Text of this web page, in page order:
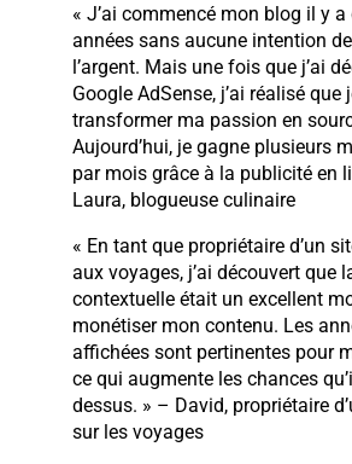
« J’ai commencé mon blog il y
années sans aucune intention
l’argent. Mais une fois que j’ai
Google AdSense, j’ai réalisé que
transformer ma passion en
Aujourd’hui, je gagne plusieurs
par mois grâce à la publicité en
Laura, blogueuse culinaire
« En tant que propriétaire d’un
aux voyages, j’ai découvert que
contextuelle était un excellent
monétiser mon contenu. Les
affichées sont pertinentes pour
ce qui augmente les chances
dessus. » – David, propriétaire
sur les voyages